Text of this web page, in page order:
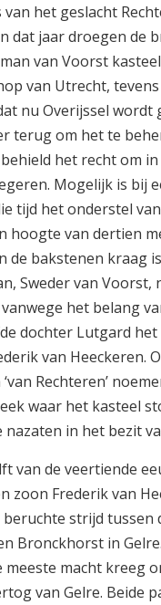
van het geslacht
dat jaar droegen de
van Voorst
van Utrecht,
nu Overijssel wordt
terug om het te
het recht om
Mogelijk is bij
tijd het onderstel
hoogte van dertien
de bakstenen kraag
Sweder van Voorst,
vanwege het belang
dochter Lutgard het
van Heeckeren.
Rechteren’
waar het kasteel
nazaten in het bezit
van de veertiende
zoon Frederik van
strijd tussen
Bronckhorst in
meeste macht kreeg
van Gelre. Beide